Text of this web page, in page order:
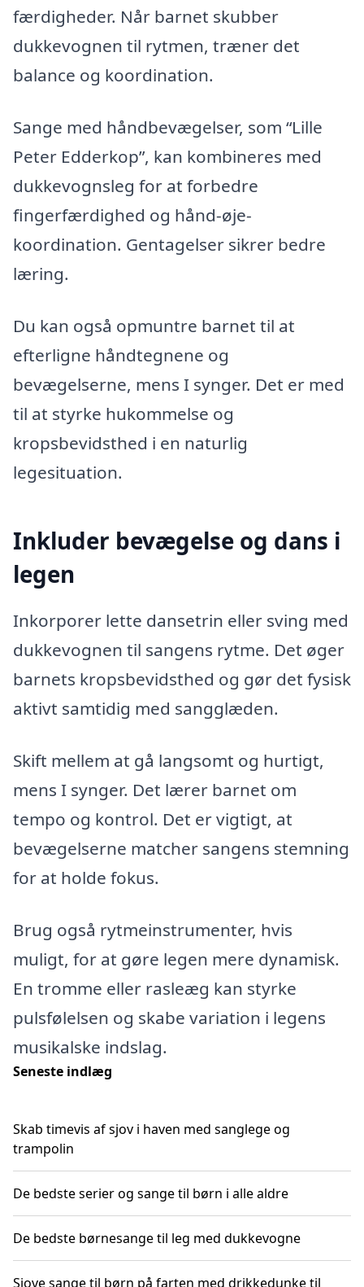
færdigheder. Når barnet skubber
dukkevognen til rytmen, træner det
balance og koordination.
Sange med håndbevægelser, som “Lille
Peter Edderkop”, kan kombineres med
dukkevognsleg for at forbedre
fingerfærdighed og hånd-øje-
koordination. Gentagelser sikrer bedre
læring.
Du kan også opmuntre barnet til at
efterligne håndtegnene og
bevægelserne, mens I synger. Det er med
til at styrke hukommelse og
kropsbevidsthed i en naturlig
legesituation.
Inkluder bevægelse og dans i
legen
Inkorporer lette dansetrin eller sving med
dukkevognen til sangens rytme. Det øger
barnets kropsbevidsthed og gør det fysisk
aktivt samtidig med sangglæden.
Skift mellem at gå langsomt og hurtigt,
mens I synger. Det lærer barnet om
tempo og kontrol. Det er vigtigt, at
bevægelserne matcher sangens stemning
for at holde fokus.
Brug også rytmeinstrumenter, hvis
muligt, for at gøre legen mere dynamisk.
En tromme eller rasleæg kan styrke
pulsfølelsen og skabe variation i legens
musikalske indslag.
Seneste indlæg
Skab timevis af sjov i haven med sanglege og
trampolin
De bedste serier og sange til børn i alle aldre
De bedste børnesange til leg med dukkevogne
Sjove sange til børn på farten med drikkedunke til